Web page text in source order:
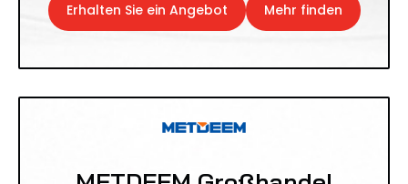
Erhalten Sie ein Angebot Mehr finden